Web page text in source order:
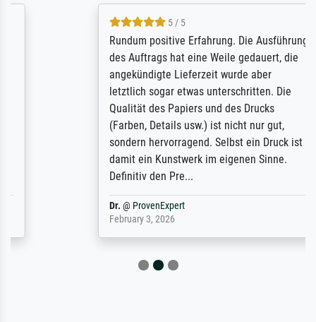
5 / 5
Rundum positive Erfahrung. Die Ausführung
des Auftrags hat eine Weile gedauert, die
angekündigte Lieferzeit wurde aber
letztlich sogar etwas unterschritten. Die
Qualität des Papiers und des Drucks
(Farben, Details usw.) ist nicht nur gut,
sondern hervorragend. Selbst ein Druck ist
damit ein Kunstwerk im eigenen Sinne.
Definitiv den Pre...
ProvenExpert
February 3, 2026